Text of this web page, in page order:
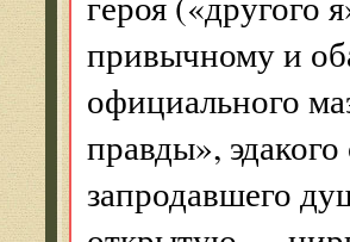
привычному и
официального
правды»,
запродавшего